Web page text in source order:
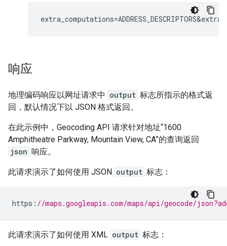
响应
地理编码响应以网址请求中 output 标志所指示的格式返
回，默认情况下以 JSON 格式返回。
在此示例中，Geocoding API 请求针对地址“1600
Amphitheatre Parkway, Mountain View, CA”的查询返回
json 响应。
此请求演示了如何使用 JSON output 标志：
https : //maps.googleapis.com/maps/api/geocode/
此请求演示了如何使用 XML output 标志：